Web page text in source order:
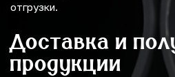
отгрузки.
Доставка и
продукции